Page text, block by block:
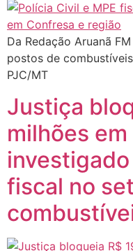
Da Redação Aruanã
postos de
PJC/MT
Justiça
milhões
fiscal no